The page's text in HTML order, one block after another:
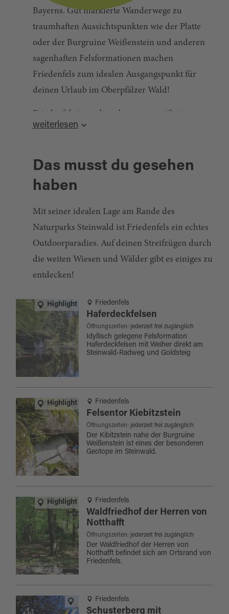
Bayerns. Gut markierte Wanderwege zu
traumhaften Aussichtspunkten wie der Platte
oder der Burgruine Weißenstein und anderen
sagenhaften Felsformationen machen
Friedenfels zum idealen Ausgangspunkt für
deinen Urlaub im Oberpfälzer Wald!
Friedenfels ist zudem das erste zertifizierte
Naturerlebnisdorf. Naturerlebnisdörfer stehen
Tourismuskonzept, das den Menschen und die
Natur in Einklang bringt. Die ursprünglich
Felstürmen, Teiche, Wäldern und
Hangterrassen bietet einen wertvollen
Rückzugsort, um dem hektischen Alltag zu
entfliehen und neue Energie zu tanken.
Friedenfels bietet eine einzigartige Gelegenheit,
Natur zu entdecken und dabei die lokale Kultur
zu erleben.
weiterlesen
Das musst du gesehen
haben
Mit seiner idealen Lage am Rande des
Naturparks Steinwald ist Friedenfels ein echtes
Outdoorparadies. Auf deinen Streifzügen durch
die weiten Wiesen und Wälder gibt es einiges zu
entdecken!
Highlight Friedenfels
Haferdeckfelsen
Idyllisch gelegene Felsformation
Haferdeckfelsen mit Weiher direkt am
Steinwald-Radweg und Goldsteig
Öffnungszeiten: jederzeit frei zugänglich
Highlight Friedenfels
Felsentor Kiebitzstein
Der Kibitzstein nahe der Burgruine
Weißenstein ist eines der besonderen
Geotope im Steinwald.
Öffnungszeiten: jederzeit frei zugänglich
Highlight Friedenfels
Waldfriedhof der Herren von
Notthafft
Der Waldfriedhof der Herren von
Notthafft befindet sich am Ortsrand von
Friedenfels.
Öffnungszeiten: jederzeit frei zugänglich
Friedenfels
Schusterberg mit